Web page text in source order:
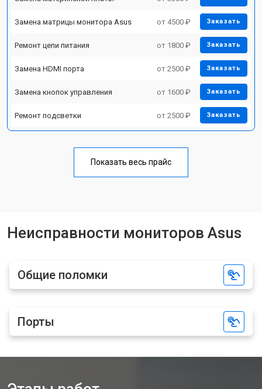
Замена матрицы монитора Asus от 4500 ₽ Заказать
Ремонт цепи питания от 1800 ₽ Заказать
Замена HDMI порта от 2500 ₽ Заказать
Замена кнопок управления от 1600 ₽ Заказать
Ремонт подсветки от 2500 ₽ Заказать
Показать весь прайс
Неисправности мониторов Asus
Общие поломки
Порты